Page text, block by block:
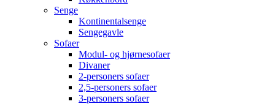
Senge
Kontinentalsenge
Sengegavle
Sofaer
Modul- og hjørnesofaer
Divaner
2-personers sofaer
2,5-personers sofaer
3-personers sofaer